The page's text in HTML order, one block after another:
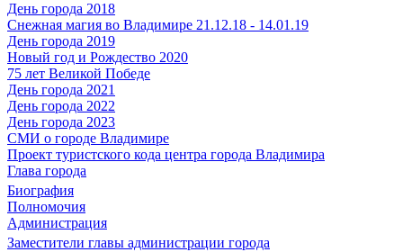
День города 2018
Снежная магия во Владимире 21.12.18 - 14.01.19
День города 2019
Новый год и Рождество 2020
75 лет Великой Победе
День города 2021
День города 2022
День города 2023
СМИ о городе Владимире
Проект туристского кода центра города Владимира
Глава города
Биография
Полномочия
Администрация
Заместители главы администрации города